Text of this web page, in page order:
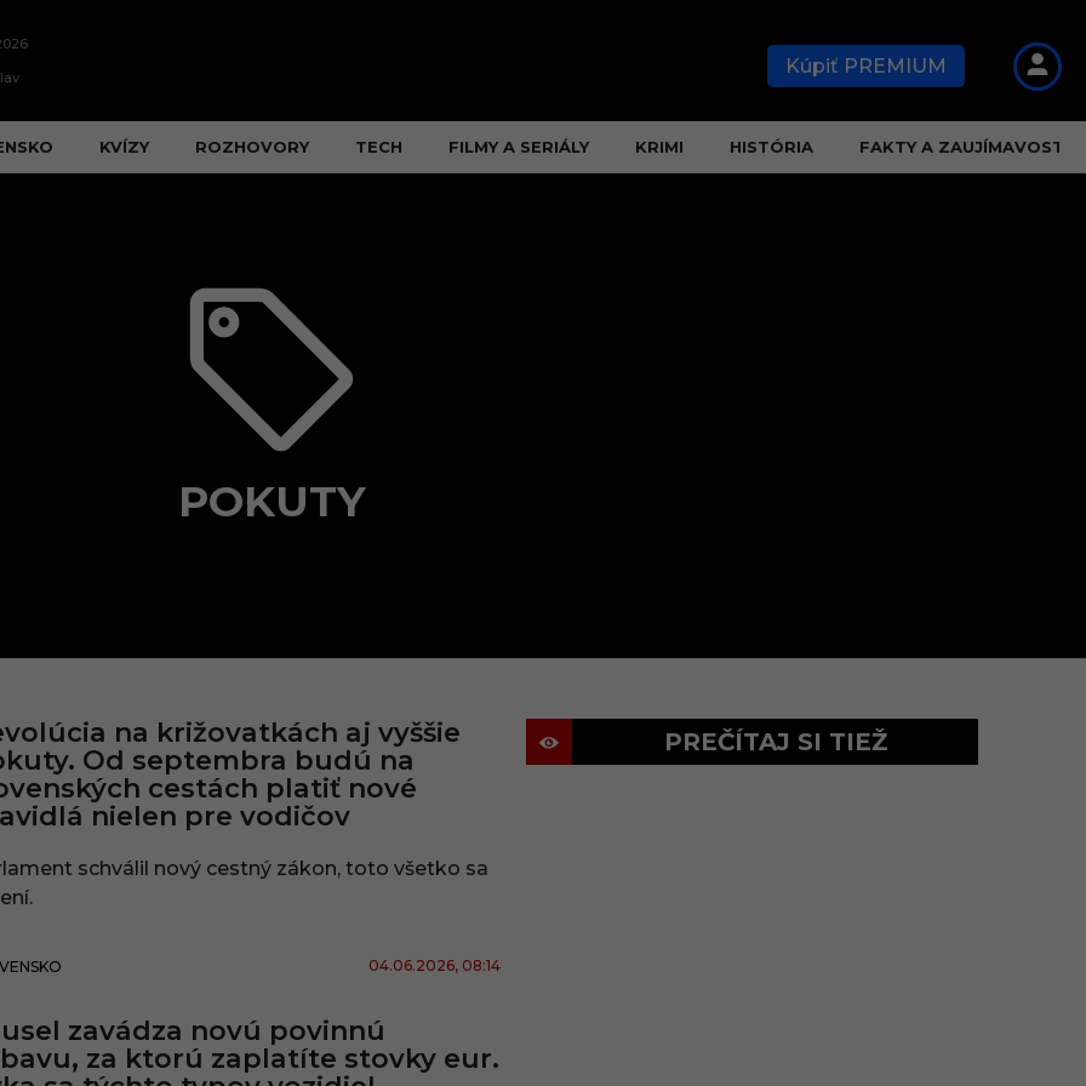
Kúpiť PREMIUM
KVÍZY ROZHOVORY TECH FILMY A SERIÁLY KRIMI HISTÓRIA FAKTY A ZAUJÍMAVOSTI
POKUTY
na križovatkách aj vyššie
Od septembra budú na
cestách platiť nové
nielen pre vodičov
schválil nový cestný zákon, toto všetko sa
04.06.2026, 08:14
zavádza novú povinnú
za ktorú zaplatíte stovky eur.
PREČÍTAJ SI TIEŽ